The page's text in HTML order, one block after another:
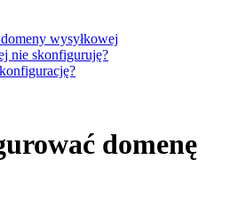
wysyłkowej
nie skonfiguruję?
domenę